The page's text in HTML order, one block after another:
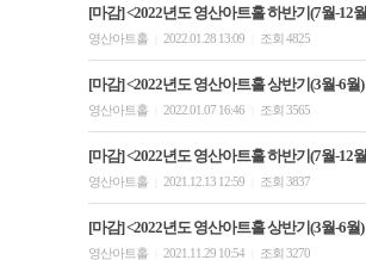
[마감] <2022년도 영산아트홀 하반기(7월-12
영산아트홀 2022.01.28 13:09 조회 4825
[마감] <2022년도 영산아트홀 상반기(3월-6월
영산아트홀 2022.01.07 16:46 조회 3565
[마감] <2022년도 영산아트홀 하반기(7월-12
영산아트홀 2021.12.13 12:59 조회 3837
[마감] <2022년도 영산아트홀 상반기(3월-6월
영산아트홀 2021.11.29 10:54 조회 3270